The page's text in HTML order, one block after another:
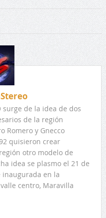
surge de la idea de dos
de la región
Romero y Gnecco
quisieron crear
otro modelo de
idea se plasmo el 21 de
inaugurada en la
centro, Maravilla